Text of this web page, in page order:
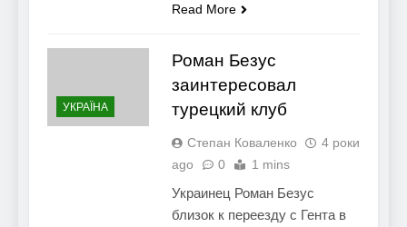
Read More
УКРАЇНА
Роман Безус
заинтересовал
турецкий клуб
Степан Коваленко
4 роки
ago
0 1 mins
Украинец Роман Безус
близок к переезду с Гента в